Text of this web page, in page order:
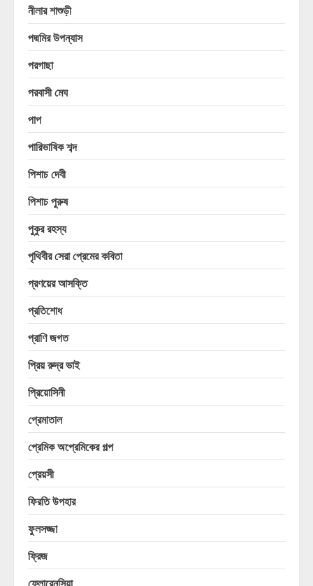
নীলার শাশুড়ী
পদ্মমির উপন্যাস
পরগাছা
পরবাসী মেঘ
পাপ
পারিভাষিক শব্দ
পিশাচ দেবী
পিশাচ পুরুষ
পুকুর রহস্য
পৃথিবীর সেরা প্রেমের কবিতা
প্রণয়ের আসক্তি
প্রতিশোধ
প্রাণি জগত
প্রিয় রুদ্র ভাই
প্রিয়োসিনী
প্রেমাতাল
প্রেমিক অপ্রেমিকের গল্প
প্রেয়সী
ফিরতি উপহার
ফুলসজ্জা
ফ্রিজ
ফ্লোরেনসিয়া